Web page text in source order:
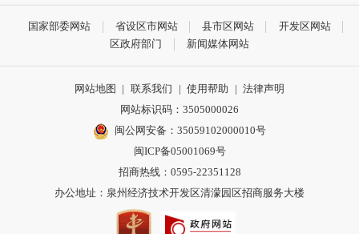
国家部委网站 省设区市网站 县市区网站
开发区网站
区政府部门
新闻媒体网站
网站地图 | 联系我们 | 使用帮助 | 法律声明
网站标识码：3505000026
闽公网安备：35059102000010号
闽ICP备05001069号
招商热线：0595-22351128
办公地址：泉州经济技术开发区清濛园区招商服务大楼